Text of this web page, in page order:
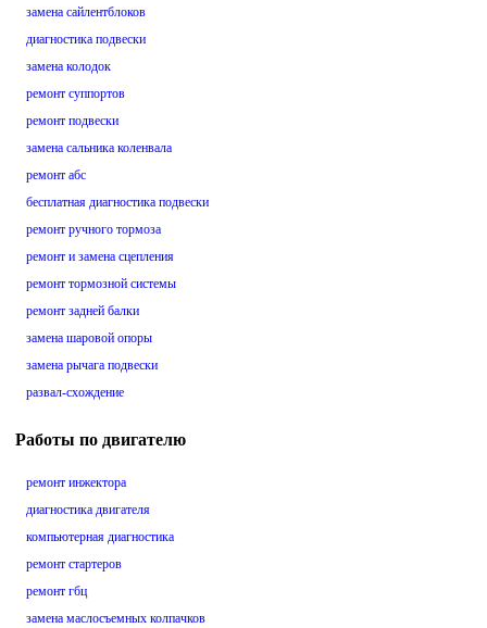
замена сайлентблоков
диагностика подвески
замена колодок
ремонт суппортов
ремонт подвески
замена сальника коленвала
ремонт абс
бесплатная диагностика подвески
ремонт ручного тормоза
ремонт и замена сцепления
ремонт тормозной системы
ремонт задней балки
замена шаровой опоры
замена рычага подвески
развал-схождение
Работы по двигателю
ремонт инжектора
диагностика двигателя
компьютерная диагностика
ремонт стартеров
ремонт гбц
замена маслосъемных колпачков